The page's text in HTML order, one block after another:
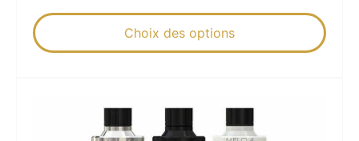
Choix des options